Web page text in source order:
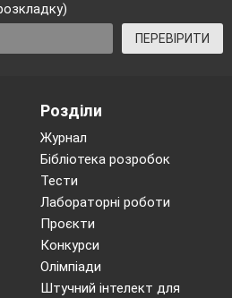
ПЕРЕВІРИТИ
Розділи
Журнал
Бібліотека розробок
Тести
Лабораторні роботи
Проєкти
Конкурси
Олімпіади
Штучний інтелект для